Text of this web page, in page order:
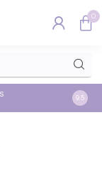
0
Op
9.5